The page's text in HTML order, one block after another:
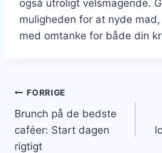
også utroligt velsmagende.
muligheden for at nyde
med omtanke for både din
Indlægsnavigation
FORRIGE
Brunch på de bedste
caféer: Start dagen
rigtigt